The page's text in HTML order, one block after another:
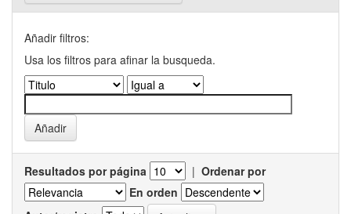
Añadir filtros:
Usa los filtros para afinar la busqueda.
Resultados por página | Ordenar por
En orden